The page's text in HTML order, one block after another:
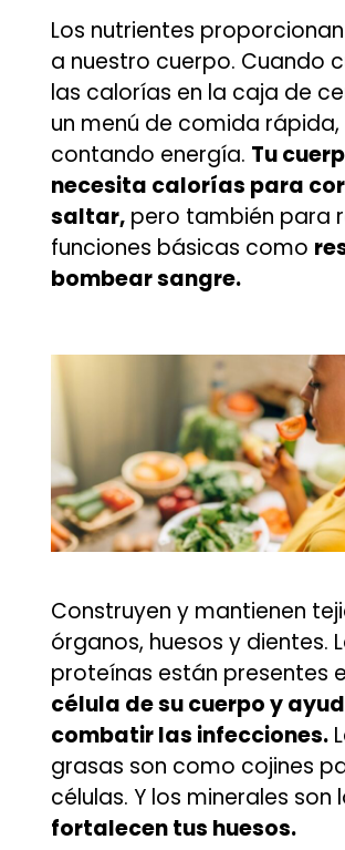
Los nutrientes
a nuestro cuerpo. Cuando
las calorías en la caja de
un menú de comida
contando energía. Tu
necesita calorías para
saltar, pero también para
funciones básicas como
bombear sangre.
Construyen y mantienen
órganos, huesos y dientes.
proteínas están presentes
célula de su cuerpo y
combatir las infecciones.
grasas son como cojines
células. Y los minerales son
fortalecen tus huesos.